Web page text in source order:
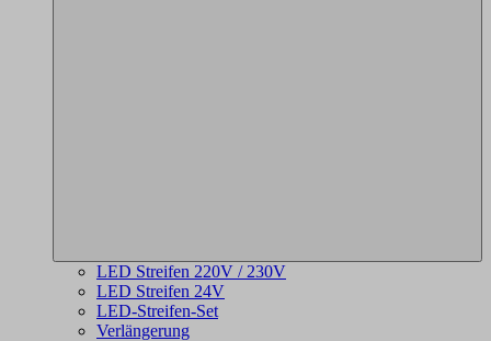
LED Streifen 220V / 230V
LED Streifen 24V
LED-Streifen-Set
Verlängerung